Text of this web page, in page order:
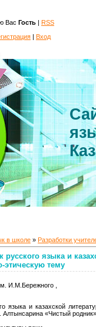
Вас Гость | RSS
| Вход
в школе » Разработки
русского языка и
этическую тему
И.М.Бережного ,
языка и казахской
«Чистый родник»